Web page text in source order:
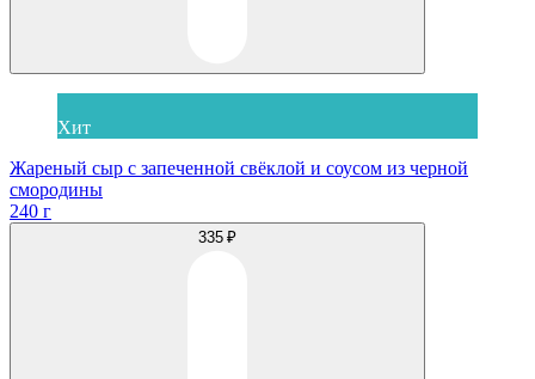
Хит
Жареный сыр с запеченной свёклой и соусом из черной
смородины
240 г
335 ₽